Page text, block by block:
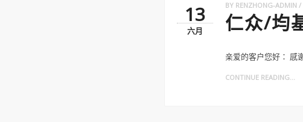
13
六月
BY RENZHONG-ADMIN
仁众/均
亲爱的客户您好： 感
CONTINUE READING...